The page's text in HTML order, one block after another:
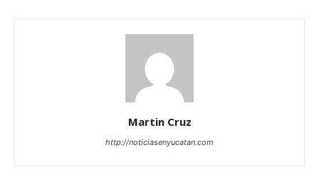
Martin Cruz
http://noticiasenyucatan.com